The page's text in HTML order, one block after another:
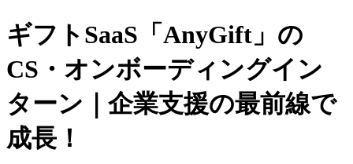
ギフトSaaS「AnyGift」の
CS・オンボーディングイン
ターン｜企業支援の最前線で
成長！